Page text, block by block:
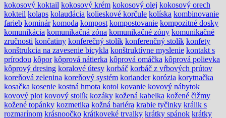
kokosový koktail kokosový krém kokosový olej kokosový orech
kokteil kolaps kolaudácia kolieskové korčule kolíska kombinovanie
farieb kominár komoda kompost kompostovanie kompozitné dosky
komunikácia komunikačná zóna komunikačné zóny komunikačné
zručnosti končatiny konferečný stolík konferenčný stolík konfety
konštrukcia na zavesenie bicykla konštruktívne myslenie kontakt s
prírodou kôpor kôprová nátierka kôprová omáčka kôprová polievka
kôprový dresing koralové útesy korbáč korbáč z vŕbových prútov
koreňová zelenina koreňový systém koriander korózia korytnačka
kosačka kosenie kostná hmota kotol kovanie kovový nábytok
kovový plot kovový stolík kozáky kožená kabelka kožené čižmy
kožené topánky kozmetika kožná bariéra krabie tyčinky králik s
rozmarínom krásnoočko krátkoveké trvalky krátky spánok krátky